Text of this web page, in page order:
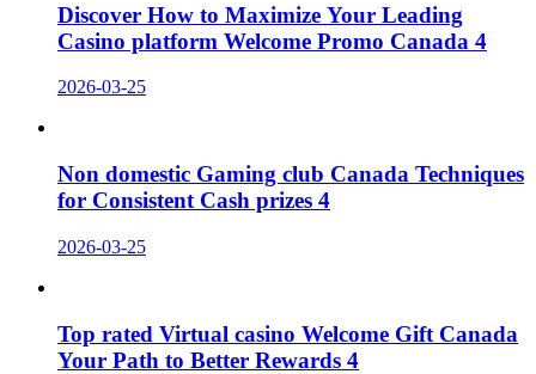
Discover How to Maximize Your Leading
Casino platform Welcome Promo Canada 4
2026-03-25
Non domestic Gaming club Canada Techniques
for Consistent Cash prizes 4
2026-03-25
Top rated Virtual casino Welcome Gift Canada
Your Path to Better Rewards 4